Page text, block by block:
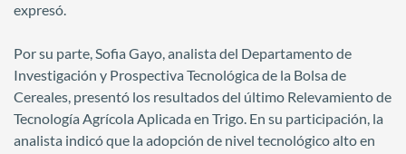
expresó.
Por su parte, Sofia Gayo, analista del Departamento de
Investigación y Prospectiva Tecnológica de la Bolsa de
Cereales, presentó los resultados del último Relevamiento de
Tecnología Agrícola Aplicada en Trigo. En su participación, la
analista indicó que la adopción de nivel tecnológico alto en